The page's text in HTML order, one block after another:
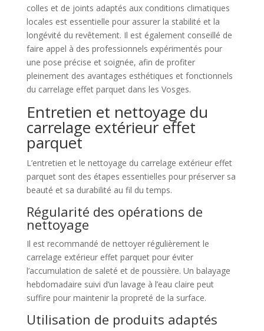
colles et de joints adaptés aux conditions climatiques
locales est essentielle pour assurer la stabilité et la
longévité du revêtement. Il est également conseillé de
faire appel à des professionnels expérimentés pour
une pose précise et soignée, afin de profiter
pleinement des avantages esthétiques et fonctionnels
du carrelage effet parquet dans les Vosges.
Entretien et nettoyage du
carrelage extérieur effet
parquet
L’entretien et le nettoyage du carrelage extérieur effet
parquet sont des étapes essentielles pour préserver sa
beauté et sa durabilité au fil du temps.
Régularité des opérations de
nettoyage
Il est recommandé de nettoyer régulièrement le
carrelage extérieur effet parquet pour éviter
l’accumulation de saleté et de poussière. Un balayage
hebdomadaire suivi d’un lavage à l’eau claire peut
suffire pour maintenir la propreté de la surface.
Utilisation de produits adaptés